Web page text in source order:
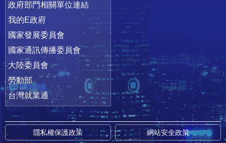
政府部門相關單位連結
我的E政府
國家發展委員會
國家通訊傳播委員會
大陸委員會
勞動部
台灣就業通
隱私權保護政策 網站安全政策